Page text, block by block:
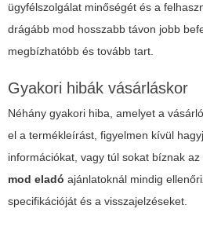
ügyfélszolgálat minőségét és a
drágább mod hosszabb távon jobb
megbízhatóbb és tovább tart.
Gyakori hibák vásárláskor
Néhány gyakori hiba, amelyet a
el a termékleírást, figyelmen kívül
információkat, vagy túl sokat bíznak
mod eladó ajánlatoknál mindig
specifikációját és a visszajelzéseket.